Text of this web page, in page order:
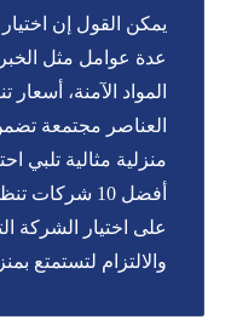
يمكن القول إن
عدة عوامل مثل
المواد الآمنة، أسعار
العناصر مجتمعة
منزلية مثالية تلبي
أفضل 10
على اختيار الشركة
والالتزام لتستمتع